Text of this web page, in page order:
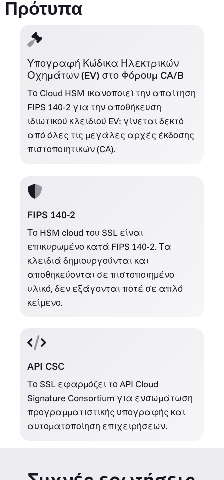
Πρότυπα
Υπογραφή Κώδικα Ηλεκτρικών
Οχημάτων (EV) στο Φόρουμ CA/B
Το Cloud HSM ικανοποιεί την απαίτηση
FIPS 140-2 για την αποθήκευση
ιδιωτικού κλειδιού EV: γίνεται δεκτό
από όλες τις μεγάλες αρχές έκδοσης
πιστοποιητικών (CA).
FIPS 140-2
Το HSM cloud του SSL είναι
επικυρωμένο κατά FIPS 140-2. Τα
κλειδιά δημιουργούνται και
αποθηκεύονται σε πιστοποιημένο
υλικό, δεν εξάγονται ποτέ σε απλό
κείμενο.
API CSC
Το SSL εφαρμόζει το API Cloud
Signature Consortium για ενσωμάτωση
προγραμματιστικής υπογραφής και
αυτοματοποίηση επιχειρήσεων.